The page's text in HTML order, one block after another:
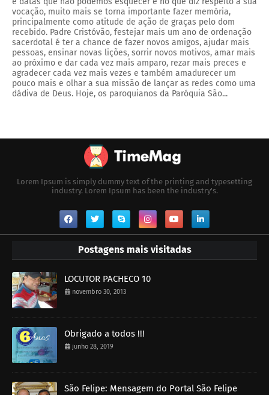
vocação, muito mais se torna importante fazer memória,
principalmente como atitude de ação de graças pelo dom
recebido. Padre Cristóvão, festejar mais um ano de ordenação
sacerdotal é ter a chance de fazer novos amigos, ajudar mais
pessoas, ensinar novas lições, sorrir novos motivos, amar mais
ao próximo e dar cada vez mais amparo, rezar mais preces e
agradecer cada vez mais vezes e também amadurecer um
pouco mais e olhar a sua missão de lançar as redes como uma
dádiva de Deus. Hoje, os paroquianos da Paróquia São...
Lorem Ipsum is simply dummy text of the printing and typesetting
industry. Lorem Ipsum has been the industry's.
Postagens mais visitadas
LOCUTOR PACHECO 10
novembro 30, 2013
Obrigado a todos !!!
junho 28, 2019
São Felipe: Mensagem do Portal São Felipe